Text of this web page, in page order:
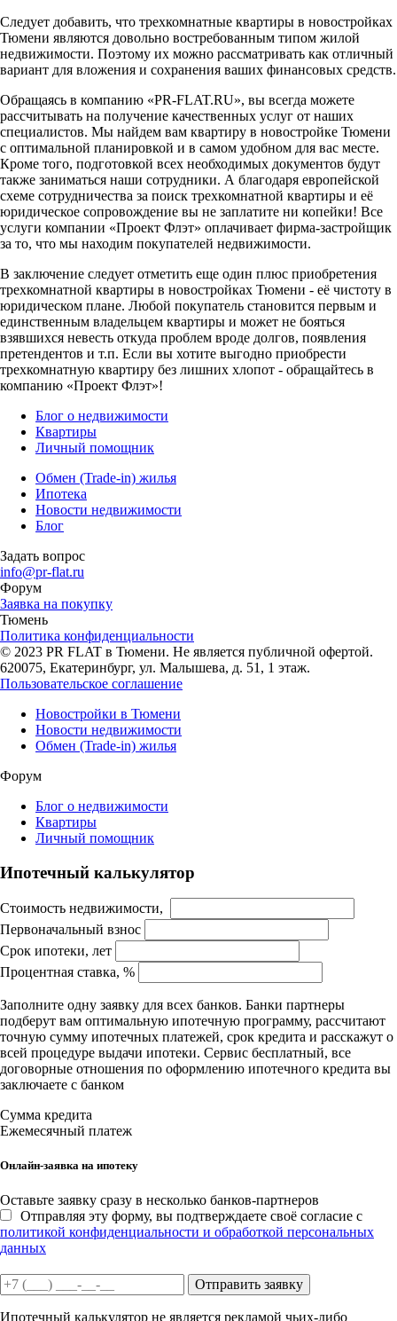
Следует добавить, что трехкомнатные квартиры в новостройках
Тюмени являются довольно востребованным типом жилой
недвижимости. Поэтому их можно рассматривать как отличный
вариант для вложения и сохранения ваших финансовых средств.
Обращаясь в компанию «PR-FLAT.RU», вы всегда можете
рассчитывать на получение качественных услуг от наших
специалистов. Мы найдем вам квартиру в новостройке Тюмени
с оптимальной планировкой и в самом удобном для вас месте.
Кроме того, подготовкой всех необходимых документов будут
также заниматься наши сотрудники. А благодаря европейской
схеме сотрудничества за поиск трехкомнатной квартиры и её
юридическое сопровождение вы не заплатите ни копейки! Все
услуги компании «Проект Флэт» оплачивает фирма-застройщик
за то, что мы находим покупателей недвижимости.
В заключение следует отметить еще один плюс приобретения
трехкомнатной квартиры в новостройках Тюмени - её чистоту в
юридическом плане. Любой покупатель становится первым и
единственным владельцем квартиры и может не бояться
взявшихся невесть откуда проблем вроде долгов, появления
претендентов и т.п. Если вы хотите выгодно приобрести
трехкомнатную квартиру без лишних хлопот - обращайтесь в
компанию «Проект Флэт»!
Блог о недвижимости
Квартиры
Личный помощник
Обмен (Trade-in) жилья
Ипотека
Новости недвижимости
Блог
Задать вопрос
info@pr-flat.ru
Форум
Заявка на покупку
Тюмень
Политика конфиденциальности
© 2023 PR FLAT в Тюмени. Не является публичной офертой.
620075, Екатеринбург, ул. Малышева, д. 51, 1 этаж.
Пользовательское соглашение
Новостройки в Тюмени
Новости недвижимости
Обмен (Trade-in) жилья
Форум
Блог о недвижимости
Квартиры
Личный помощник
Ипотечный калькулятор
Стоимость недвижимости,
Первоначальный взнос
Срок ипотеки, лет
Процентная ставка, %
Заполните одну заявку для всех банков. Банки партнеры
подберут вам оптимальную ипотечную программу, рассчитают
точную сумму ипотечных платежей, срок кредита и расскажут о
всей процедуре выдачи ипотеки. Сервис бесплатный, все
договорные отношения по оформлению ипотечного кредита вы
заключаете с банком
Сумма кредита
Ежемесячный платеж
Онлайн-заявка на ипотеку
Оставьте заявку сразу в несколько банков-партнеров
Отправляя эту форму, вы подтверждаете своё согласие с
политикой конфиденциальности и обработкой персональных
данных
Отправить заявку
Ипотечный калькулятор не является рекламой чьих-либо